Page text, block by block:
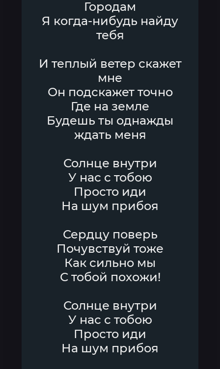
Городам
Я когда-нибудь найду
тебя
И теплый ветер скажет
мне
Он подскажет точно
Где на земле
Будешь ты однажды
ждать меня
Солнце внутри
У нас с тобою
Просто иди
На шум прибоя
Сердцу поверь
Почувствуй тоже
Как сильно мы
С тобой похожи!
Солнце внутри
У нас с тобою
Просто иди
На шум прибоя